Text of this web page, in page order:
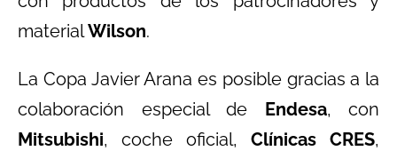
materialWilson.
La Copa Javier Arana es posible gracias a la
colaboración especial de Endesa, con
Mitsubishi, coche oficial, Clínicas CRES,